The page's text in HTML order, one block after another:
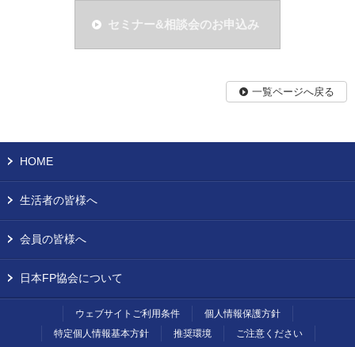
セミナー&相談会のお申込み
一覧ページへ戻る
HOME
生活者の皆様へ
会員の皆様へ
日本FP協会について
ウェブサイトご利用条件
個人情報保護方針
特定個人情報基本方針
推奨環境 ご注意ください